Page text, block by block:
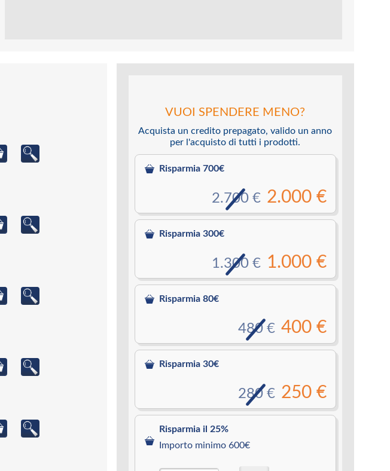
VUOI SPENDERE MENO?
Acquista un credito prepagato, valido un anno
per l'acquisto di tutti i prodotti.
Risparmia 700€
2.000 €
2.700 €
Risparmia 300€
1.000 €
1.300 €
Risparmia 80€
400 €
480 €
Risparmia 30€
250 €
280 €
Risparmia il 25%
Importo minimo 600€